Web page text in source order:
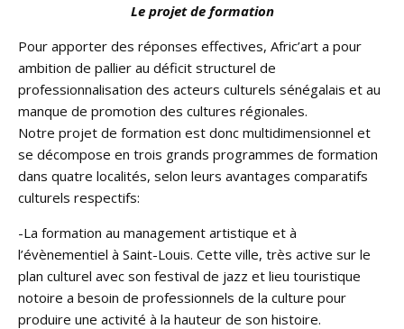
Le projet de formation
Pour apporter des réponses effectives, Afric’art a pour
ambition de pallier au déficit structurel de
professionnalisation des acteurs culturels sénégalais et au
manque de promotion des cultures régionales.
Notre projet de formation est donc multidimensionnel et
se décompose en trois grands programmes de formation
dans quatre localités, selon leurs avantages comparatifs
culturels respectifs:
-La formation au management artistique et à
l’évènementiel à Saint-Louis. Cette ville, très active sur le
plan culturel avec son festival de jazz et lieu touristique
notoire a besoin de professionnels de la culture pour
produire une activité à la hauteur de son histoire.